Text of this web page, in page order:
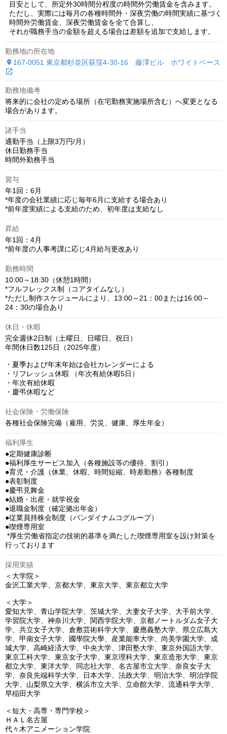
  それが職務手当の金額を超える場合は差額を追加で支給します。
勤務地の所在地
167-0051 東京都杉並区荻窪4-30-16　藤澤ビル　ホワイトベース
勤務地備考
将来的に会社の定める場所（在宅勤務実施場所含む）へ変更となる
場合があります。
諸手当
通勤手当（上限3万円/月）
休日勤務手当
時間外勤務手当
賞与
年1回：6月
*年度の会社業績に応じ毎年6月に支給する場合あり
*前年度実績による支給のため、初年度は支給なし
昇給
年1回：4月
*前年度の人事考課に応じ4月給与更改あり
勤務時間
10:00～18:30（休憩1時間）
*フルフレックス制（コアタイムなし）
*ただし制作スケジュールにより、13:00～21：00または16:00～
24：30の場合あり
休日・休暇
完全週休2日制（土曜日、日曜日、祝日）
年間休日数125日（2025年度）
・夏季および年末年始は会社カレンダーによる
・リフレッシュ休暇 （年次有給休暇5日）
・年次有給休暇
・慶弔休暇など
社会保険・労働保険
各種社会保険完備（雇用、労災、健康、厚生年金）
福利厚生
●定期健康診断
●福利厚生サービス加入（各種施設等の優待、割引）
●育児・介護（休業、休暇、時間短縮、時差勤務）各種制度
●表彰制度
●慶弔見舞金
●結婚・出産・就学祝金
●退職金制度（確定拠出年金）
●従業員持株会制度（バンダイナムコグループ）
●喫煙専用室
採用実績
＜大学院＞
金沢工業大学、京都大学、東京大学、東京都立大学
＜大学＞
愛知大学、青山学院大学、茨城大学、大妻女子大学、大手前大学、
学習院大学、神奈川大学、関西学院大学、京都ノートルダム女子大
学、共立女子大学、倉敷芸術科学大学、慶應義塾大学、県立広島大
学、甲南女子大学、國學院大學、産業能率大学、尚美学園大学、成
城大学、高崎経済大学、中央大学、津田塾大学、東京外国語大学、
東京工科大学、東京女子大学、東京理科大学、東京造形大学、東京
都立大学、東洋大学、同志社大学、名古屋市立大学、奈良女子大
学、奈良先端科学大学、日本大学、法政大学、明治大学、明治学院
大学、山梨県立大学、横浜市立大学、立命館大学、流通科学大学、
早稲田大学
＜短大・高専・専門学校＞
ＨＡＬ名古屋
代々木アニメーション学院